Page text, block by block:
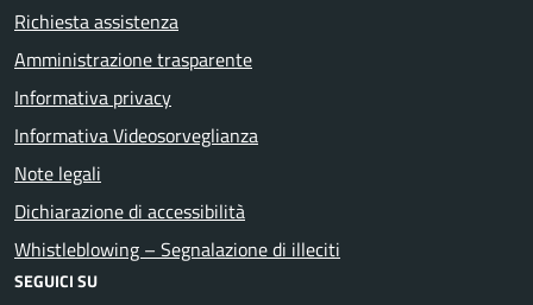
Richiesta assistenza
Amministrazione trasparente
Informativa privacy
Informativa Videosorveglianza
Note legali
Dichiarazione di accessibilità
Whistleblowing – Segnalazione di illeciti
SEGUICI SU